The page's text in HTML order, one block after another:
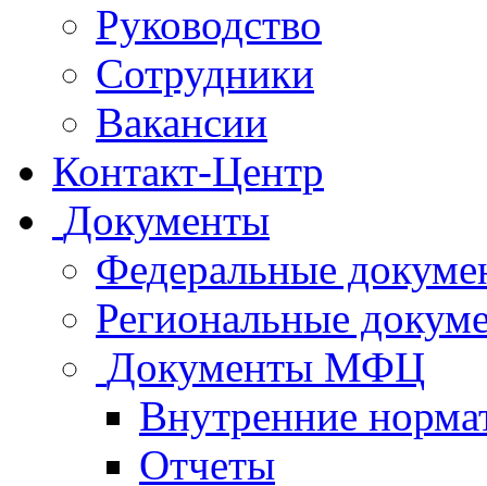
Руководство
Сотрудники
Вакансии
Контакт-Центр
Документы
Федеральные
Региональные
Документы МФЦ
Внутренние
Отчеты